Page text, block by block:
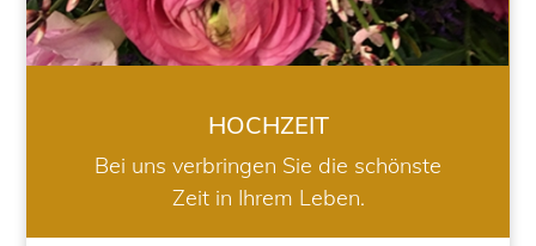
HOCHZEIT
Bei uns verbringen Sie die schönste
Zeit in Ihrem Leben.